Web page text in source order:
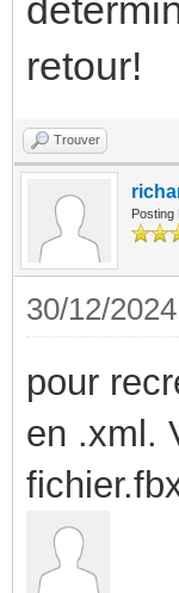
retour!
Trouver
Posting
30/12/
pour
en .xml.